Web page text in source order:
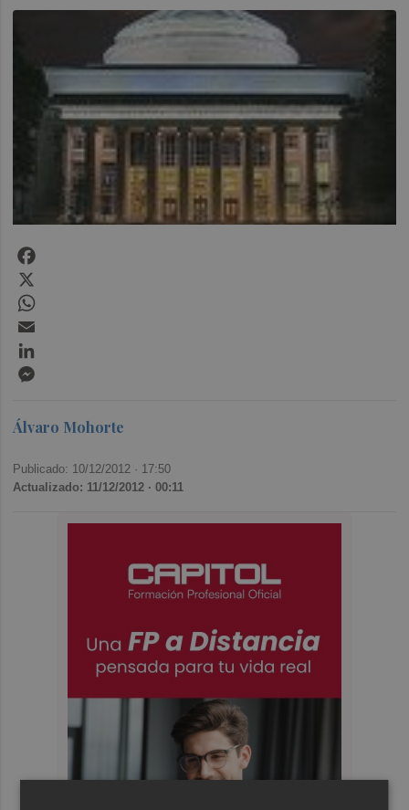
Álvaro Mohorte
Publicado: 10/12/2012 · 17:50
Actualizado: 11/12/2012 · 00:11